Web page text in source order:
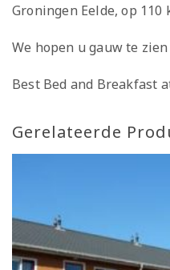
Groningen Eelde, op 110
We hopen u gauw te
Best Bed and Breakfast
Gerelateerde